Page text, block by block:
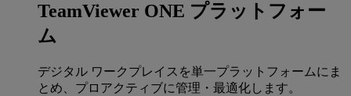
TeamViewer ONE プラットフォー
ム
デジタル ワークプレイスを単一プラットフォームにま
とめ、プロアクティブに管理・最適化します。